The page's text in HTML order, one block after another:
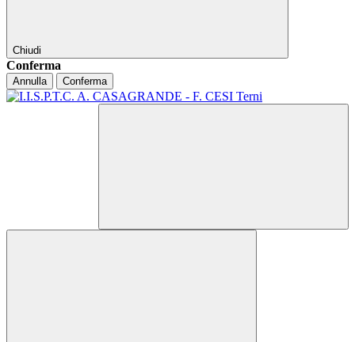
Chiudi
Conferma
Annulla Conferma